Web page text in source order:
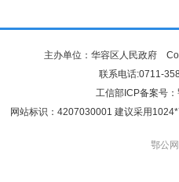
主办单位：华容区人民政府
联系电话:0711-
工信部ICP备案号：
网站标识：4207030001 建议采用
鄂公